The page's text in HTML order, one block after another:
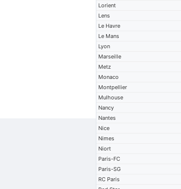
Lorient
Lens
Le Havre
Le Mans
Lyon
Marseille
Metz
Monaco
Montpellier
Mulhouse
Nancy
Nantes
Nice
Nimes
Niort
Paris-FC
Paris-SG
RC Paris